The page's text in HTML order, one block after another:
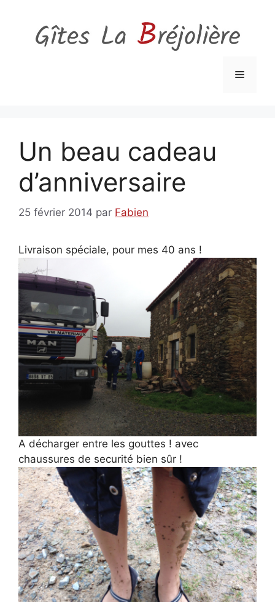
contenu
Menu
Un beau cadeau
d’anniversaire
25 février 2014 par Fabien
Livraison spéciale, pour mes 40 ans !
A décharger entre les gouttes ! avec
chaussures de securité bien sûr !